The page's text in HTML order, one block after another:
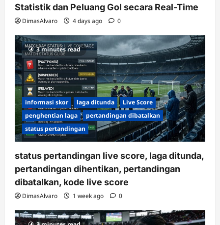
Statistik dan Peluang Gol secara Real-Time
DimasAlvaro 4 days ago 0
3 minutes read
informasi skor laga ditunda
Live Score
penghentian laga
pertandingan dibatalkan
status pertandingan
status pertandingan live score, laga ditunda,
pertandingan dihentikan, pertandingan
dibatalkan, kode live score
DimasAlvaro 1 week ago 0